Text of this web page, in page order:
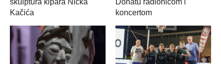
skulptura kipara Nicka
Kačića
Donatu radionicom i
koncertom